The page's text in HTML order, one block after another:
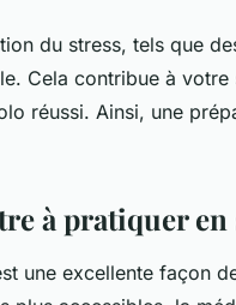
du stress, tels que
Cela contribue à
réussi. Ainsi, une
à pratiquer en
une excellente façon